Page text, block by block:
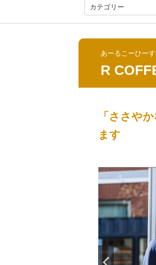
カテゴリー
あーるこーひー
R
「ささや
ます